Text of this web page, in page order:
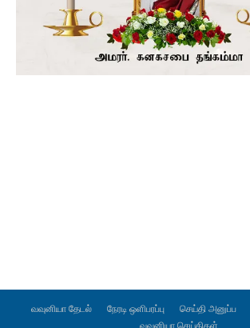
வவுனியா தேடல் நேரடி ஒளிபரப்பு செய்தி அனுப்ப